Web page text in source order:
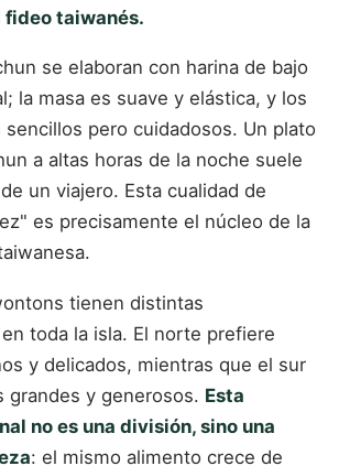
taiwanés.
se elaboran con harina de bajo
la masa es suave y elástica, y los
pero cuidadosos. Un plato
a altas horas de la noche suele
un viajero. Esta cualidad de
es precisamente el núcleo de la
tienen distintas
toda la isla. El norte prefiere
y delicados, mientras que el sur
grandes y generosos. Esta
no es una división, sino una
: el mismo alimento crece de